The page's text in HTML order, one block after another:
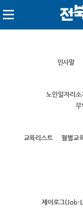
인사말
노인일자리소
무
교육리스트 월별교
제이로그(Job-